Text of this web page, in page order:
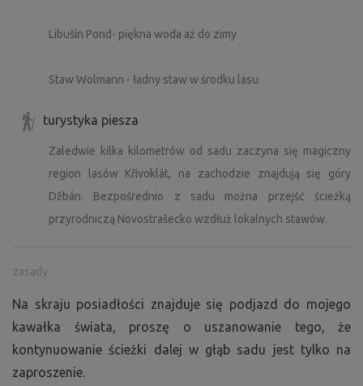
Libušín Pond- piękna woda aż do zimy
Staw Wolmann - ładny staw w środku lasu
turystyka piesza
Zaledwie kilka kilometrów od sadu zaczyna się magiczny
region lasów Křivoklát, na zachodzie znajdują się góry
Džbán. Bezpośrednio z sadu można przejść ścieżką
przyrodniczą Novostrašecko wzdłuż lokalnych stawów.
zasady
Na skraju posiadłości znajduje się podjazd do mojego
kawałka świata, proszę o uszanowanie tego, że
kontynuowanie ścieżki dalej w głąb sadu jest tylko na
zaproszenie.